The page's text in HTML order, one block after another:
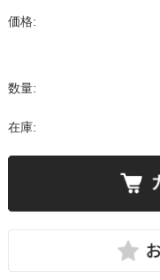
価格:
数量:
在庫: